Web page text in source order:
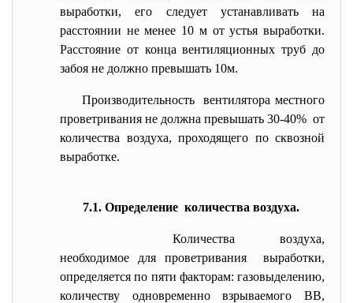
выработки, его следует устанавливать на
расстоянии не менее 10 м от устья выработки.
Расстояние от конца вентиляционных труб до
забоя не должно превышать 10м.
Производительность вентилятора местного
проветривания не должна превышать 30-40% от
количества воздуха, проходящего по сквозной
выработке.
7.1. Определение количества воздуха.
Количества воздуха,
необходимое для проветривания выработки,
определяется по пяти факторам: газовыделению,
количеству одновременно взрываемого ВВ,